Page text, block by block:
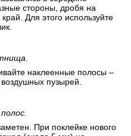
стороны, дробя на
Для этого используйте
.
наклеенные полосы –
пузырей.
При поклейке нового